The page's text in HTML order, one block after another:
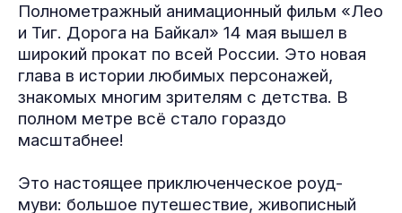
Полнометражный анимационный фильм «Лео
и Тиг. Дорога на Байкал» 14 мая вышел в
широкий прокат по всей России. Это новая
глава в истории любимых персонажей,
знакомых многим зрителям с детства. В
полном метре всё стало гораздо
масштабнее!
Это настоящее приключенческое роуд-
муви: большое путешествие, живописный